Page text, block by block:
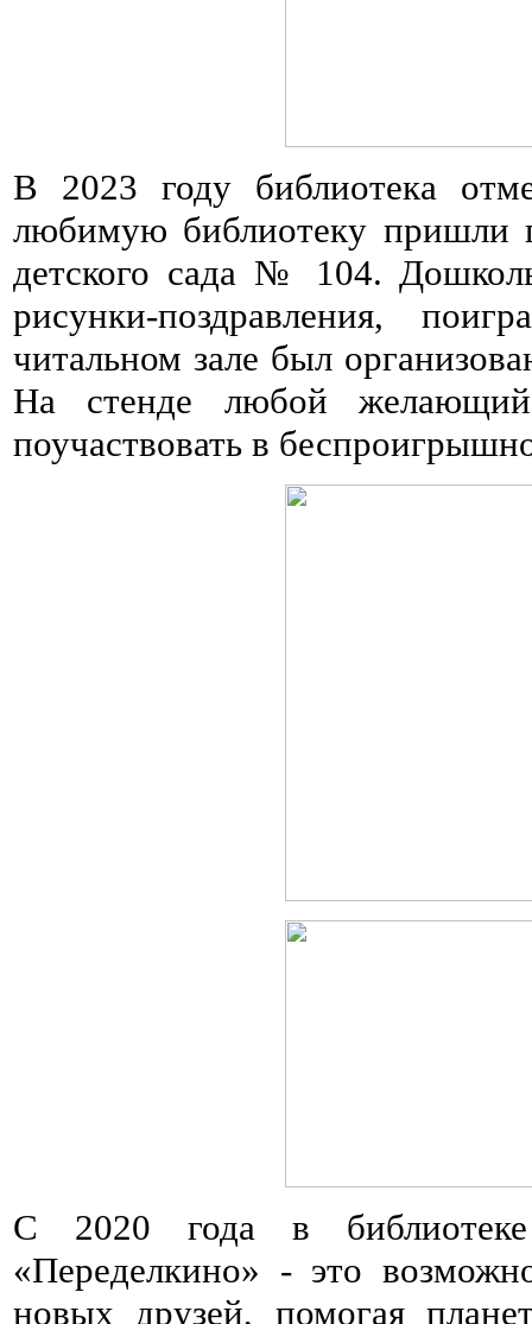
В 2023 году библиотека
любимую библиотеку пришли
детского сада № 104.
рисунки-поздравления,
читальном зале был
На стенде любой
поучаствовать в
С 2020 года в библиотеке
«Переделкино» - это
новых друзей, помогая